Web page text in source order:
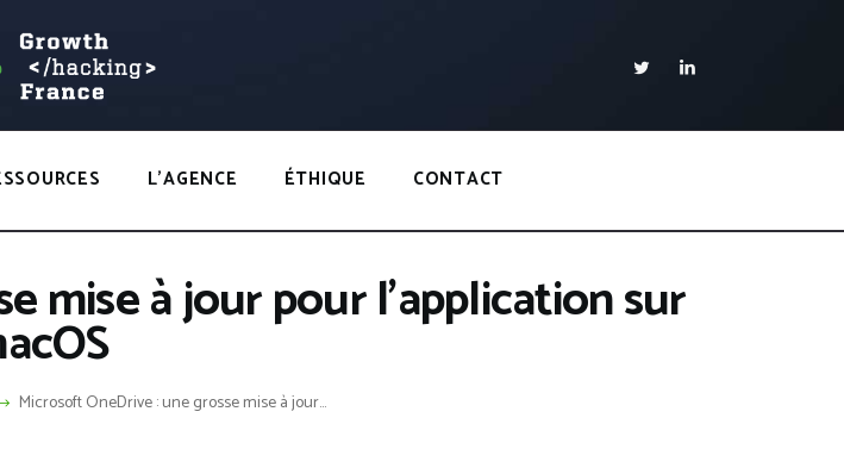
L’AGENCE ÉTHIQUE CONTACT
mise à jour pour l’application sur
Microsoft OneDrive : une grosse mise à jour...
FRANCE